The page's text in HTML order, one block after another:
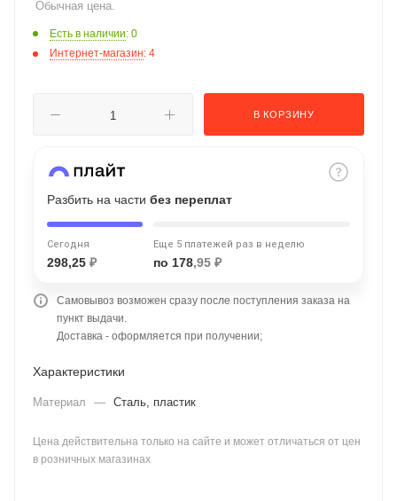
Обычная цена.
Есть в наличии: 0
Интернет-магазин: 4
В КОРЗИНУ
Разбить на части без переплат
Сегодня
298,25 ₽
Еще 5 платежей раз в неделю
по 178,95 ₽
Самовывоз возможен сразу после поступления заказа на
пункт выдачи.
Доставка - оформляется при получении;
Характеристики
Материал — Сталь, пластик
Цена действительна только на сайте и может отличаться от цен
в розничных магазинах
об оплате Плайтом
недели
Остались вопросы?
8 800 302-02-51